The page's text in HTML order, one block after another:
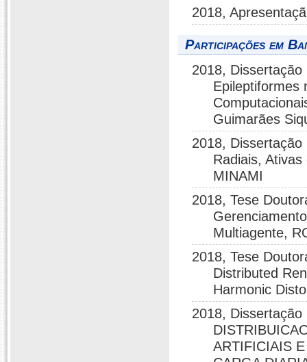
2018,
Participações em
2018,
Epileptiformes
Guimarães
2018,
Radiais,
MINAMI
2018, Tese
Multiagente,
2018, Tese
Distributed
Harmonic
2018,
ARTIFICIAIS